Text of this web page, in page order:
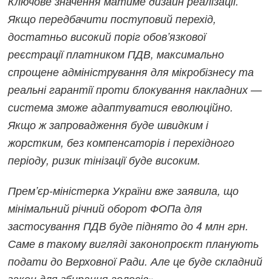
Якщо передбачити поступовий перехід,
достатньо високий поріг обов’язкової
реєстрації платником ПДВ, максимально
спрощене адміністрування для мікробізнесу та
реальні гарантії проти блокування накладних —
система зможе адаптуватися еволюційно.
Якщо ж запровадження буде швидким і
жорстким, без компенсаторів і перехідного
періоду, ризик тінізації буде високим.
Прем’єр-міністерка України вже заявила, що
мінімальний річний оборот ФОПа для
застосування ПДВ буде піднято до 4 млн грн.
Саме в такому вигляді законопроєкт планують
подати до Верховної Ради. Але це буде складний